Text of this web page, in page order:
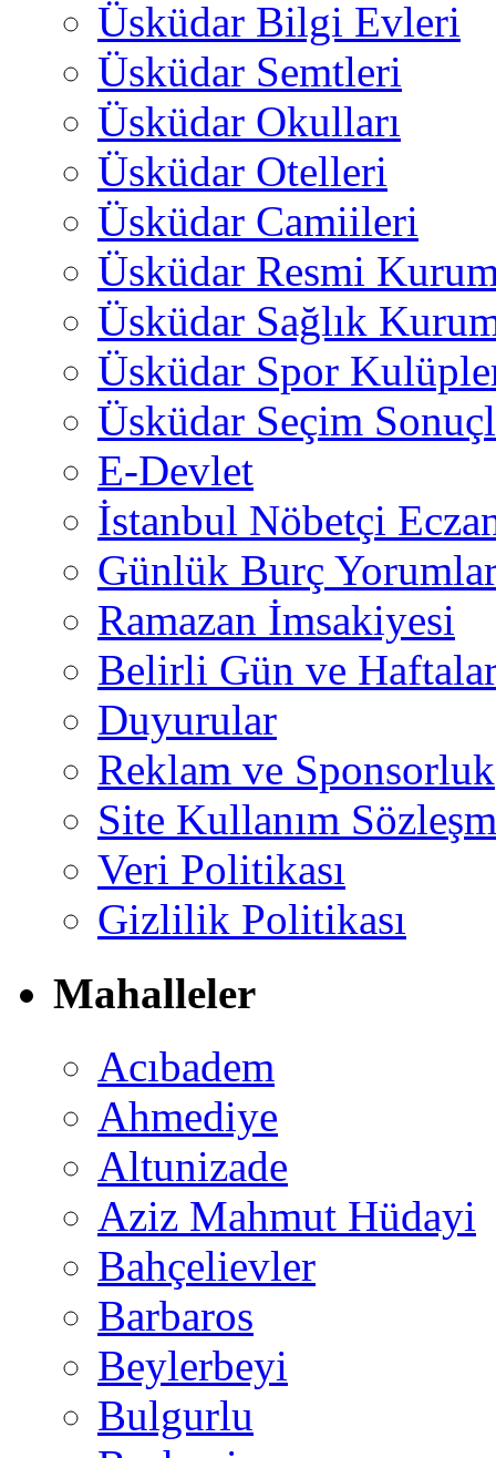
Üsküdar Bilgi Evleri
Üsküdar Semtleri
Üsküdar Okulları
Üsküdar Otelleri
Üsküdar Camiileri
Üsküdar Resmi
Üsküdar Sağlık
Üsküdar Spor
Üsküdar Seçim
E-Devlet
İstanbul Nöbetçi
Günlük Burç
Ramazan İmsakiyesi
Belirli Gün ve
Duyurular
Reklam ve Sponsorluk
Site Kullanım
Veri Politikası
Gizlilik Politikası
Mahalleler
Acıbadem
Ahmediye
Altunizade
Aziz Mahmut Hüdayi
Bahçelievler
Barbaros
Beylerbeyi
Bulgurlu